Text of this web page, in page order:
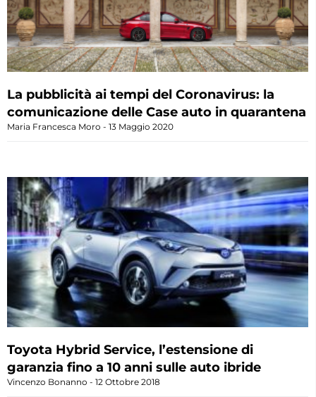
La pubblicità ai tempi del Coronavirus: la
comunicazione delle Case auto in quarantena
Maria Francesca Moro 13 Maggio 2020
Toyota Hybrid Service, l’estensione di
garanzia fino a 10 anni sulle auto ibride
Vincenzo Bonanno 12 Ottobre 2018